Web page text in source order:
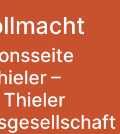
–
Thieler